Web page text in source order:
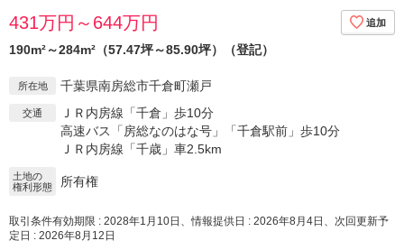
431万円～644万円
190m²～284m²（57.47坪～85.90坪）（登記）
所在地 千葉県南房総市千倉町瀬戸
交通
ＪＲ内房線「千倉」歩10分
高速バス「房総なのはな号」「千倉駅前」歩10分
ＪＲ内房線「千歳」車2.5km
土地の
権利形態
所有権
取引条件有効期限 : 2028年1月10日、情報提供日 : 2026年8月4日、次回更新予
定日 : 2026年8月12日